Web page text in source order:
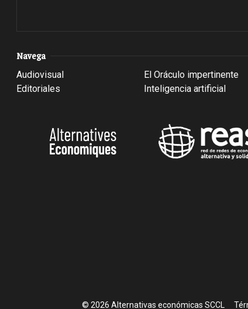
Navega
Audiovisual
Editoriales
El Oráculo impertinente
Inteligencia artificial
© 2026 Alternativas económicas SCCL